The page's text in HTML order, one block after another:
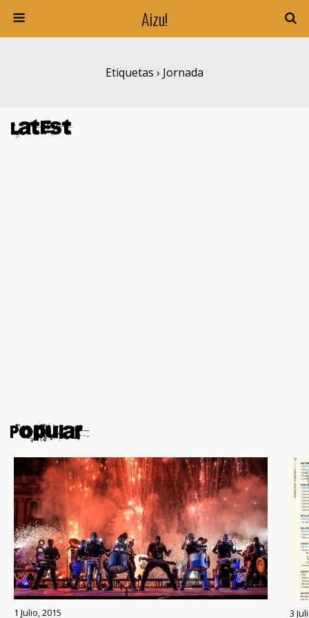
Aizu!
Etiquetas › Jornada
Latest
Popular
1 Julio, 2015 3